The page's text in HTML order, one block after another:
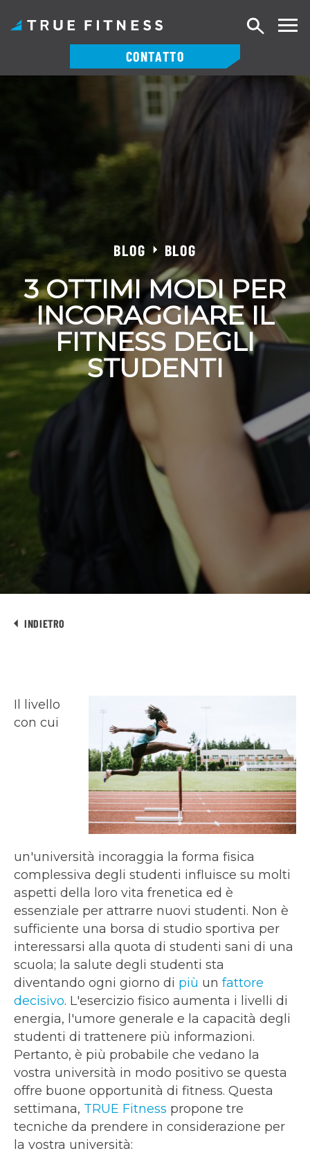
CONTATTO
Ricerca
BLOG BLOG
3 OTTIMI MODI PER
INCORAGGIARE IL
FITNESS DEGLI
STUDENTI
INDIETRO
Il livello
con cui
un'università incoraggia la forma fisica
complessiva degli studenti influisce su molti
aspetti della loro vita frenetica ed è
essenziale per attrarre nuovi studenti. Non è
sufficiente una borsa di studio sportiva per
interessarsi alla quota di studenti sani di una
scuola; la salute degli studenti sta
diventando ogni giorno di più un fattore
decisivo. L'esercizio fisico aumenta i livelli di
energia, l'umore generale e la capacità degli
studenti di trattenere più informazioni.
Pertanto, è più probabile che vedano la
vostra università in modo positivo se questa
offre buone opportunità di fitness. Questa
settimana, TRUE Fitness propone tre
tecniche da prendere in considerazione per
la vostra università: